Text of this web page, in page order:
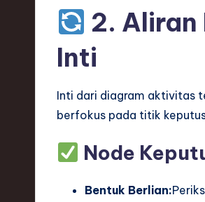
2. Aliran
Inti
Inti dari diagram aktivitas
berfokus pada titik
Node
Bentuk Berlian: